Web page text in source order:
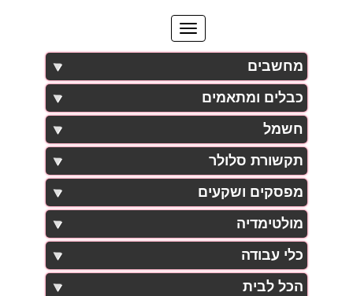
מחשבים
כבלים ומתאמים
חשמל
תקשורת סלולר
מפסקים ושקעים
מולטימדיה
כלי עבודה
הכל לבית